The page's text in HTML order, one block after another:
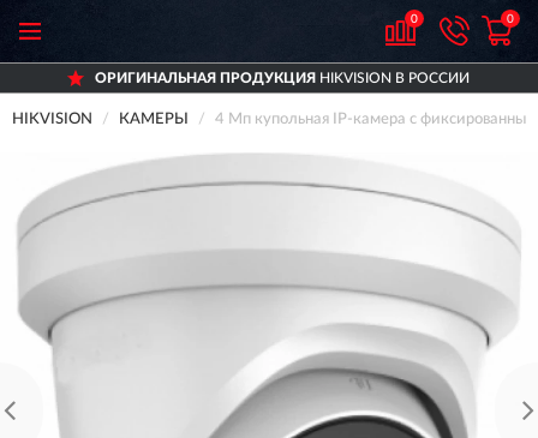
0 0
ПРОДУКЦИЯ HIKVISION В РОССИИ
HIKVISION КАМЕРЫ 4 Мп купольная IP-камера с